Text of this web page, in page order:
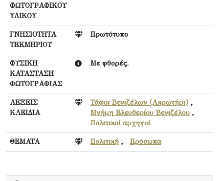
ΦΩΤΟΓΡΑΦΙΚΟΥ
ΥΛΙΚΟΥ
ΓΝΗΣΙΟΤΗΤΑ
ΤΕΚΜΗΡΙΟΥ
Πρωτότυπο
ΦΥΣΙΚΗ
ΚΑΤΑΣΤΑΣΗ
ΦΩΤΟΓΡΑΦΙΑΣ
Με φθορές.
ΛΕΞΕΙΣ
ΚΛΕΙΔΙΑ
Τάφοι Βενιζέλων (Ακρωτήρι) ,
Μνήμη Ελευθερίου Βενιζέλου ,
Πολιτικοί αρχηγοί
ΘΕΜΑΤΑ Πολιτική , Πρόσωπα